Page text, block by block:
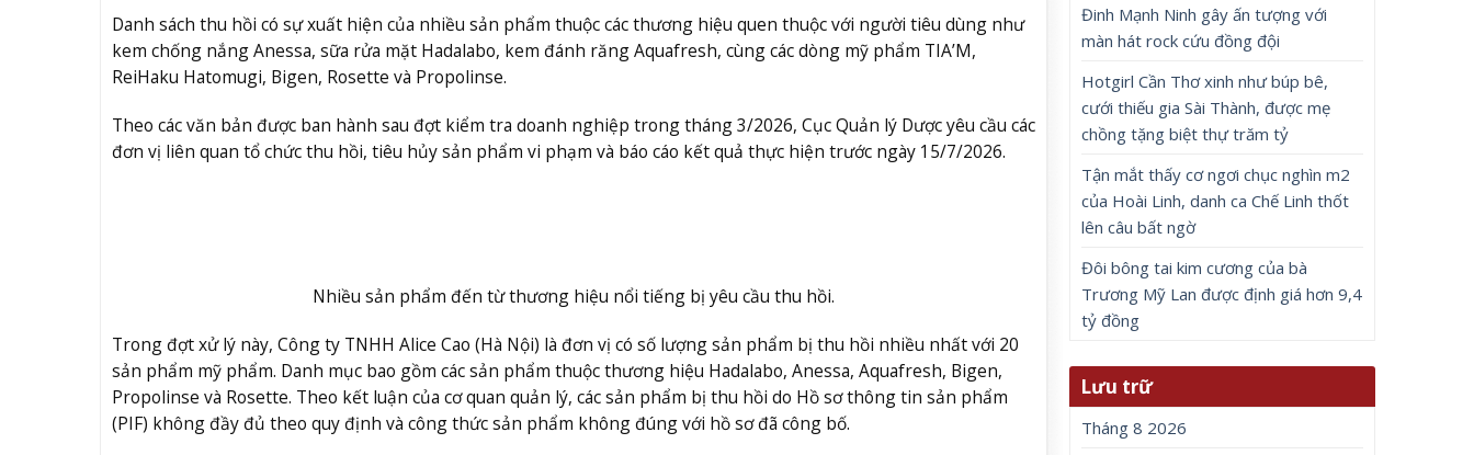
Danh sách thu hồi có sự xuất hiện của nhiều sản phẩm thuộc các thương hiệu quen thuộc với người tiêu dùng như
kem chống nắng Anessa, sữa rửa mặt Hadalabo, kem đánh răng Aquafresh, cùng các dòng mỹ phẩm TIA’M,
ReiHaku Hatomugi, Bigen, Rosette và Propolinse.
Theo các văn bản được ban hành sau đợt kiểm tra doanh nghiệp trong tháng 3/2026, Cục Quản lý Dược yêu cầu các
đơn vị liên quan tổ chức thu hồi, tiêu hủy sản phẩm vi phạm và báo cáo kết quả thực hiện trước ngày 15/7/2026.
Nhiều sản phẩm đến từ thương hiệu nổi tiếng bị yêu cầu thu hồi.
Trong đợt xử lý này, Công ty TNHH Alice Cao (Hà Nội) là đơn vị có số lượng sản phẩm bị thu hồi nhiều nhất với 20
sản phẩm mỹ phẩm. Danh mục bao gồm các sản phẩm thuộc thương hiệu Hadalabo, Anessa, Aquafresh, Bigen,
Propolinse và Rosette. Theo kết luận của cơ quan quản lý, các sản phẩm bị thu hồi do Hồ sơ thông tin sản phẩm
(PIF) không đầy đủ theo quy định và công thức sản phẩm không đúng với hồ sơ đã công bố.
Đinh Mạnh Ninh gây ấn tượng với
màn hát rock cứu đồng đội
Hotgirl Cần Thơ xinh như búp bê,
cưới thiếu gia Sài Thành, được mẹ
chồng tặng biệt thự trăm tỷ
Tận mắt thấy cơ ngơi chục nghìn m2
của Hoài Linh, danh ca Chế Linh thốt
lên câu bất ngờ
Đôi bông tai kim cương của bà
Trương Mỹ Lan được định giá hơn 9,4
tỷ đồng
Lưu trữ
Tháng 8 2026